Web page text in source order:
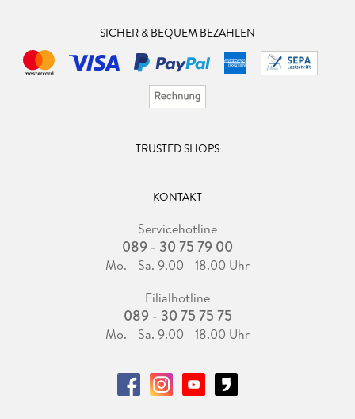
SICHER & BEQUEM BEZAHLEN
TRUSTED SHOPS
KONTAKT
Servicehotline
089 - 30 75 79 00
Mo. - Sa. 9.00 - 18.00 Uhr
Filialhotline
089 - 30 75 75 75
Mo. - Sa. 9.00 - 18.00 Uhr